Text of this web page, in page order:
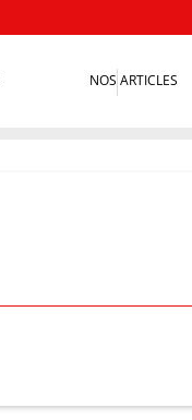
NOS ARTICLES